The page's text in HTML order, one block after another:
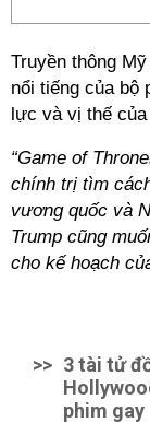
Truyền thông
nổi tiếng của bộ
lực và vị thế
“Game of
chính trị tìm
vương quốc và
Trump cũng
cho kế hoạch
>> 3 tài tử
phim gay